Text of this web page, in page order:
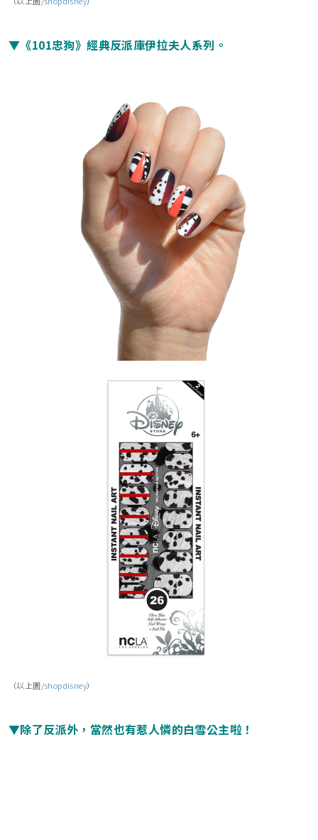
▼《101忠狗》經典反派庫伊拉夫人系列。
（以上圖/shopdisney）
▼除了反派外，當然也有惹人憐的白雪公主啦！